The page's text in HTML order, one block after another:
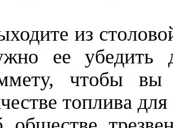
из
ее убедить
чтобы вы
топлива